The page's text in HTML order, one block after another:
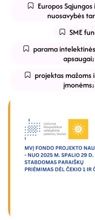
Europos
nuosavybės
SME
parama
apsaugai;
projektas mažoms
įmonėms;